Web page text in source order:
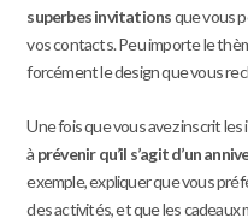
superbes invitationsque vous
vos contacts. Peu importe le
forcément le design que vous
Une fois que vous avez inscrit
à prévenir qu’il s’agit d’un
exemple, expliquer que vous
des activités, et que les